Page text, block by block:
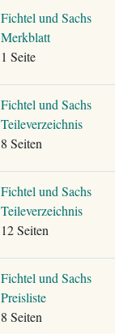
Fichtel und Sachs
Merkblatt
1 Seite
Fichtel und Sachs
Teileverzeichnis
8 Seiten
Fichtel und Sachs
Teileverzeichnis
12 Seiten
Fichtel und Sachs
Preisliste
8 Seiten